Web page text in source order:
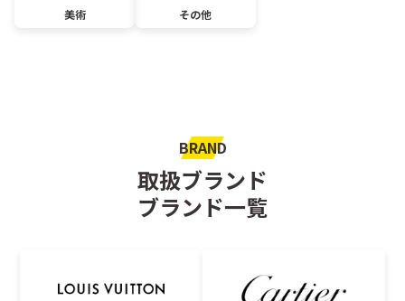
美術 その他
BRAND
取扱ブランド
ブランド一覧